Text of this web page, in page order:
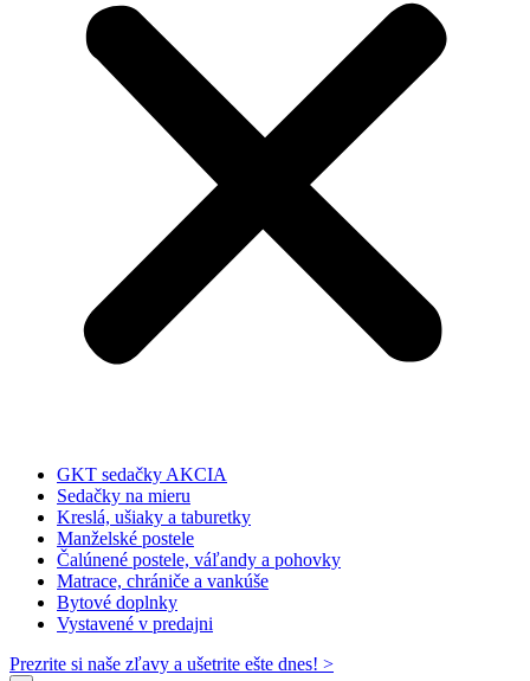
GKT sedačky AKCIA
Sedačky na mieru
Kreslá, ušiaky a taburetky
Manželské postele
Čalúnené postele, váľandy a pohovky
Matrace, chrániče a vankúše
Bytové doplnky
Vystavené v predajni
Prezrite si naše zľavy a ušetrite ešte dnes! >​